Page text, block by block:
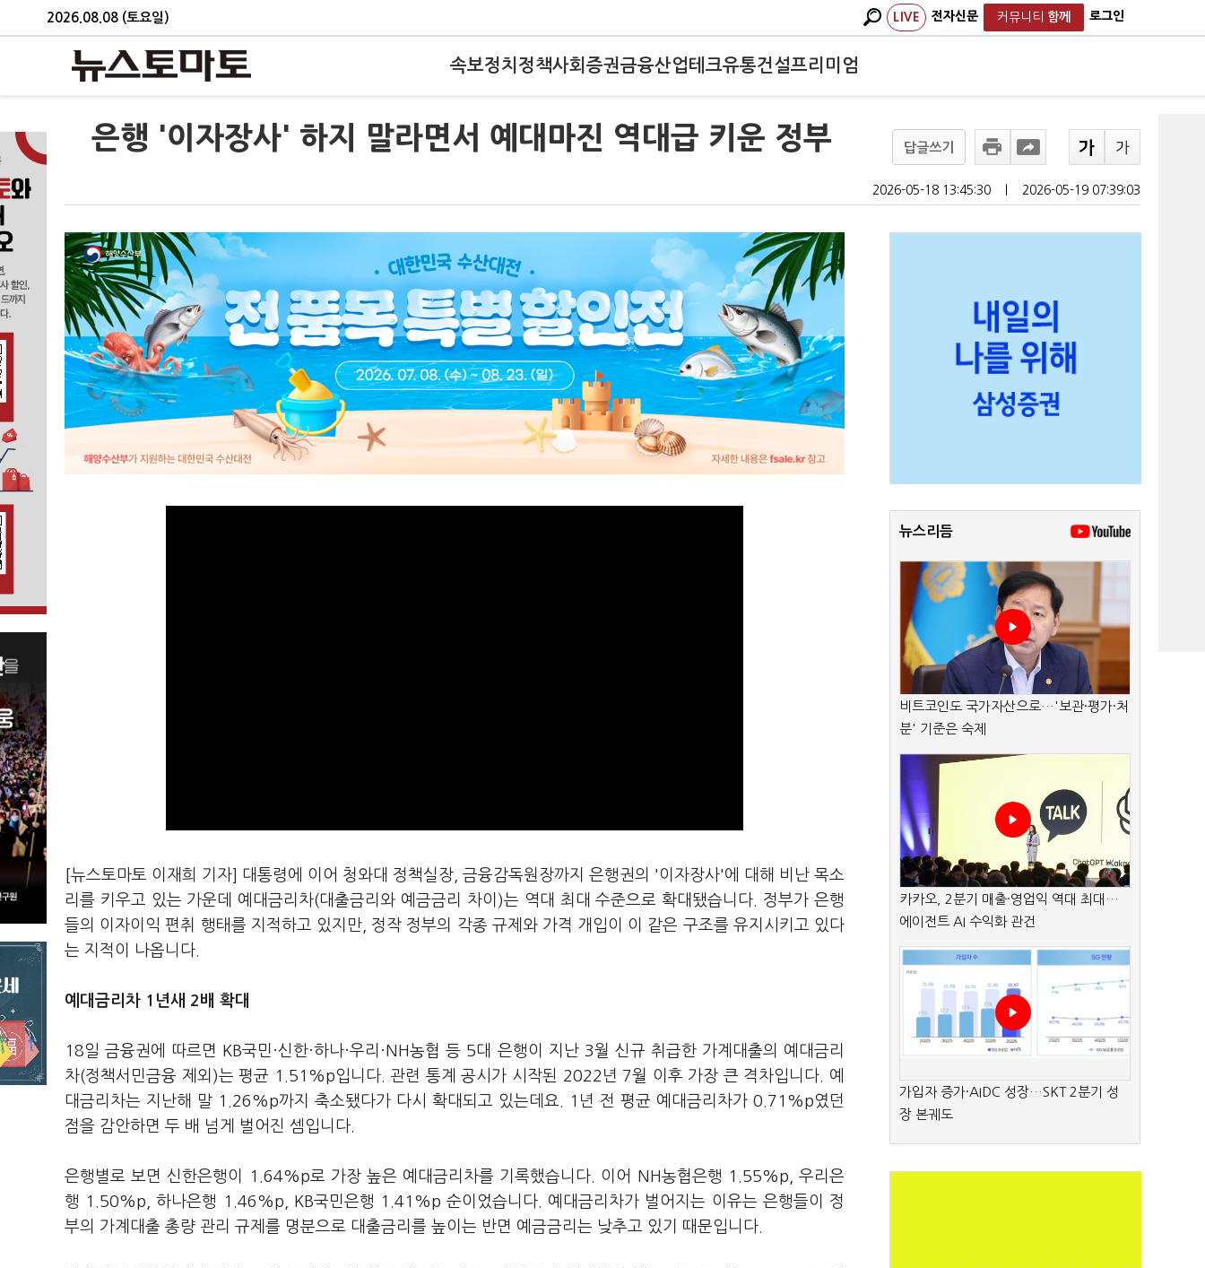
2026.08.08 (토요일) LIVE 전자신문 커뮤니티 함께 로그인
속보정치 정책사회 증권금융산업테크유통건설프리미엄
은행 '이자장사' 하지 말라면서 예대마진 역대급 키운 정부 답글쓰기
2026-05-18 13:45:30 2026-05-19 07:39:03
[뉴스토마토 이재희 기자] 대통령에 이어 청와대 정책실장, 금융감독원장까지 은행권의 '이자장사'에 대해 비난 목소
리를 키우고 있는 가운데 예대금리차(대출금리와 예금금리 차이)는 역대 최대 수준으로 확대됐습니다. 정부가 은행
들의 이자이익 편취 행태를 지적하고 있지만, 정작 정부의 각종 규제와 가격 개입이 이 같은 구조를 유지시키고 있다
는 지적이 나옵니다.
예대금리차 1년새 2배 확대
18일 금융권에 따르면 KB국민·신한·하나·우리·NH농협 등 5대 은행이 지난 3월 신규 취급한 가계대출의 예대금리
차(정책서민금융 제외)는 평균 1.51%p입니다. 관련 통계 공시가 시작된 2022년 7월 이후 가장 큰 격차입니다. 예
대금리차는 지난해 말 1.26%p까지 축소됐다가 다시 확대되고 있는데요. 1년 전 평균 예대금리차가 0.71%p였던
점을 감안하면 두 배 넘게 벌어진 셈입니다.
은행별로 보면 신한은행이 1.64%p로 가장 높은 예대금리차를 기록했습니다. 이어 NH농협은행 1.55%p, 우리은
행 1.50%p, 하나은행 1.46%p, KB국민은행 1.41%p 순이었습니다. 예대금리차가 벌어지는 이유는 은행들이 정
부의 가계대출 총량 관리 규제를 명분으로 대출금리를 높이는 반면 예금금리는 낮추고 있기 때문입니다.
뉴스리듬
비트코인도 국가자산으로…'보관·평가·처
분' 기준은 숙제
카카오, 2분기 매출·영업익 역대 최대…
에이전트 AI 수익화 관건
가입자 증가·AIDC 성장…SKT 2분기 성
장 본궤도